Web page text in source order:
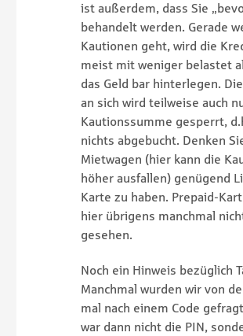
ist außerdem, dass Sie
behandelt werden. Gerade
Kautionen geht, wird die
meist mit weniger belastet
das Geld bar hinterlegen.
an sich wird teilweise auch
Kautionssumme gesperrt,
nichts abgebucht. Denken
Mietwagen (hier kann die
höher ausfallen) genügend
Karte zu haben. Prepaid-
hier übrigens manchmal
gesehen.
Noch ein Hinweis bezüglich
Manchmal wurden wir von
mal nach einem Code
war dann nicht die PIN,